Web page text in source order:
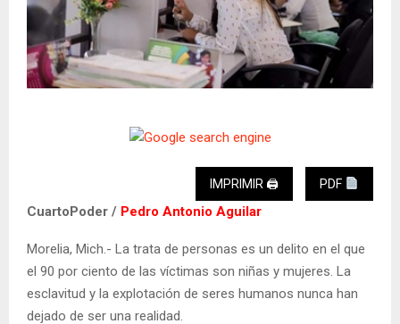
IMPRIMIR 🖨 PDF
CuartoPoder / Pedro Antonio Aguilar
Morelia, Mich.- La trata de personas es un delito en el que
el 90 por ciento de las víctimas son niñas y mujeres. La
esclavitud y la explotación de seres humanos nunca han
dejado de ser una realidad.